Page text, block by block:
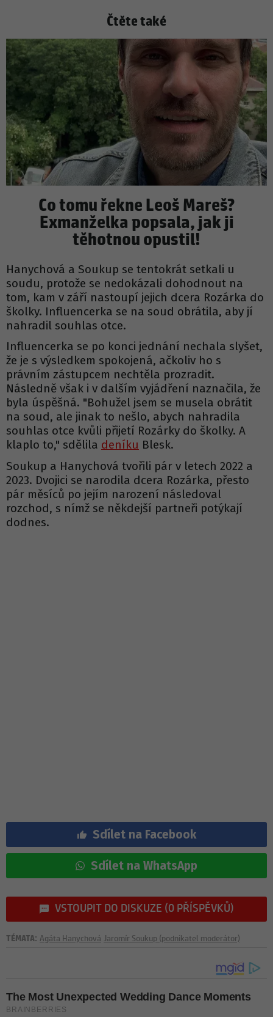
Čtěte také
Co tomu řekne Leoš Mareš?
Exmanželka popsala, jak ji
těhotnou opustil!
Hanychová a Soukup se tentokrát setkali u
soudu, protože se nedokázali dohodnout na
tom, kam v září nastoupí jejich dcera Rozárka do
školky. Influencerka se na soud obrátila, aby jí
nahradil souhlas otce.
Influencerka se po konci jednání nechala slyšet,
že je s výsledkem spokojená, ačkoliv ho s
právním zástupcem nechtěla prozradit.
Následně však i v dalším vyjádření naznačila, že
byla úspěšná. "Bohužel jsem se musela obrátit
na soud, ale jinak to nešlo, abych nahradila
souhlas otce kvůli přijetí Rozárky do školky. A
klaplo to," sdělila deníku Blesk.
Soukup a Hanychová tvořili pár v letech 2022 a
2023. Dvojici se narodila dcera Rozárka, přesto
pár měsíců po jejím narození následoval
rozchod, s nímž se někdejší partneři potýkají
dodnes.
Sdílet na Facebook
Sdílet na WhatsApp
VSTOUPIT DO DISKUZE (0 PŘÍSPĚVKŮ)
TÉMATA: Agáta Hanychová Jaromír Soukup (podnikatel moderátor)